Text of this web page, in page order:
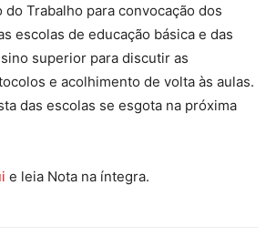
Trabalho para convocação dos
escolas de educação básica e das
superior para discutir as
e acolhimento de volta às aulas.
das escolas se esgota na próxima
e leia Nota na íntegra.